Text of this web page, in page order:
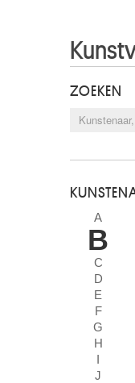
ZOEKEN
A
B
C
D
E
F
G
H
I
J